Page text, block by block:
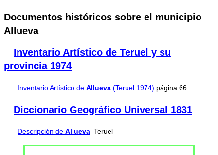
Documentos históricos sobre el municipio
Allueva
Inventario Artístico de Teruel y su
provincia 1974
Inventario Artístico de Allueva (Teruel 1974) página 66
Diccionario Geográfico Universal 1831
Descripción de Allueva, Teruel